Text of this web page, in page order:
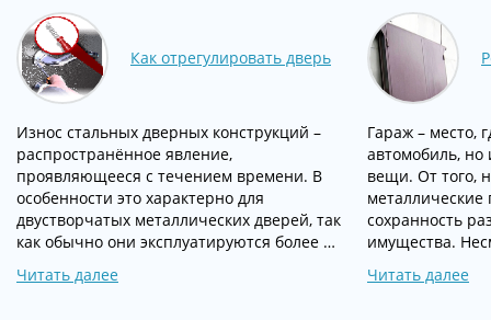
Как отрегулировать дверь
Износ стальных дверных конструкций –
распространённое явление,
проявляющееся с течением времени. В
особенности это характерно для
двустворчатых металлических дверей, так
как обычно они эксплуатируются более …
Читать далее
Гараж – место,
автомобиль, но
вещи. От того,
металлические
сохранность
имущества.
Читать далее